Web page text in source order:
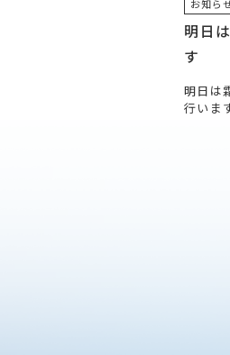
お知ら
明日
す
明日は
行いま